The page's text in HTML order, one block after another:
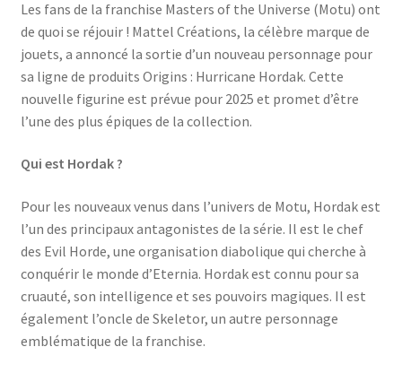
Les fans de la franchise Masters of the Universe (Motu) ont
de quoi se réjouir ! Mattel Créations, la célèbre marque de
jouets, a annoncé la sortie d’un nouveau personnage pour
sa ligne de produits Origins : Hurricane Hordak. Cette
nouvelle figurine est prévue pour 2025 et promet d’être
l’une des plus épiques de la collection.
Qui est Hordak ?
Pour les nouveaux venus dans l’univers de Motu, Hordak est
l’un des principaux antagonistes de la série. Il est le chef
des Evil Horde, une organisation diabolique qui cherche à
conquérir le monde d’Eternia. Hordak est connu pour sa
cruauté, son intelligence et ses pouvoirs magiques. Il est
également l’oncle de Skeletor, un autre personnage
emblématique de la franchise.